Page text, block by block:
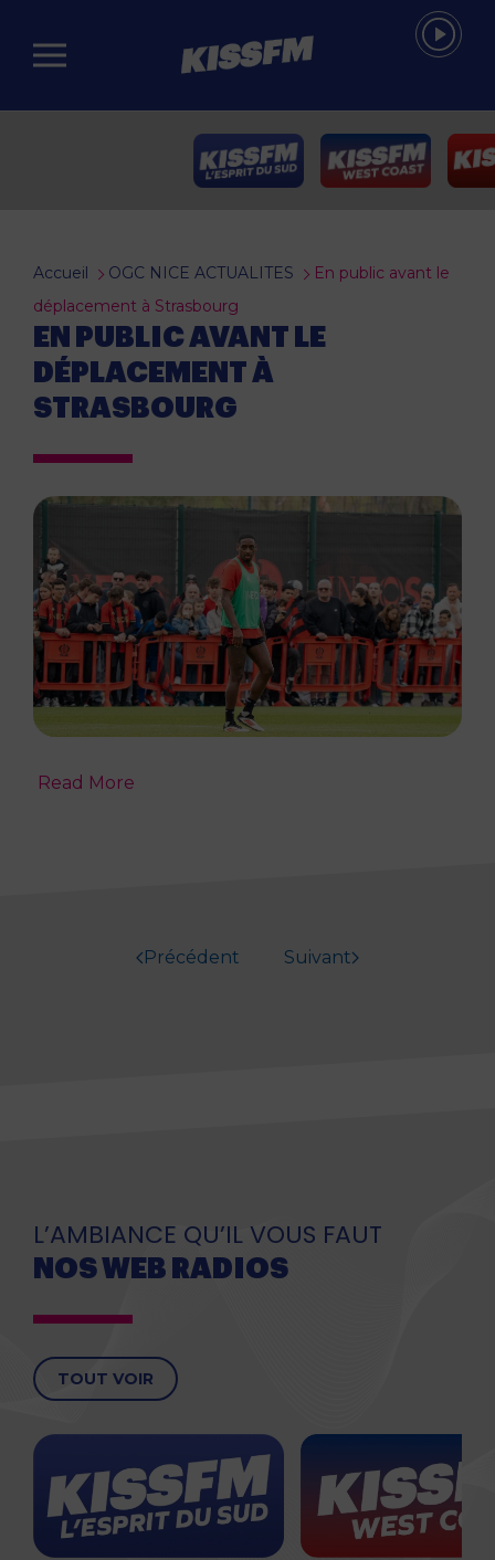
Passer au contenu principal
Accueil OGC NICE ACTUALITES
En public avant le
déplacement à Strasbourg
EN PUBLIC AVANT LE
DÉPLACEMENT À
STRASBOURG
Read More
Précédent Suivant
L’AMBIANCE QU’IL VOUS FAUT
NOS WEB RADIOS
TOUT VOIR